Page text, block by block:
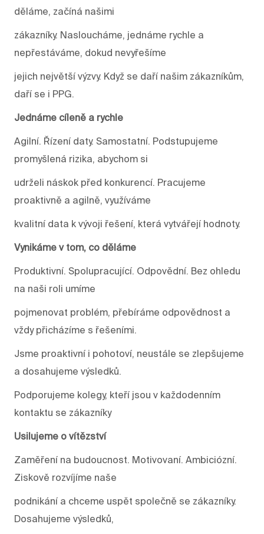
děláme, začíná našimi
zákazníky. Nasloucháme, jednáme rychle a
nepřestáváme, dokud nevyřešíme
jejich největší výzvy. Když se daří našim zákazníkům,
daří se i PPG.
Jednáme cíleně a rychle
Agilní. Řízení daty. Samostatní. Podstupujeme
promyšlená rizika, abychom si
udrželi náskok před konkurencí. Pracujeme
proaktivně a agilně, využíváme
kvalitní data k vývoji řešení, která vytvářejí hodnoty.
Vynikáme v tom, co děláme
Produktivní. Spolupracující. Odpovědní. Bez ohledu
na naši roli umíme
pojmenovat problém, přebíráme odpovědnost a
vždy přicházíme s řešeními.
Jsme proaktivní i pohotoví, neustále se zlepšujeme
a dosahujeme výsledků.
Podporujeme kolegy, kteří jsou v každodenním
kontaktu se zákazníky
Usilujeme o vítězství
Zaměření na budoucnost. Motivovaní. Ambiciózní.
Ziskově rozvíjíme naše
podnikání a chceme uspět společně se zákazníky.
Dosahujeme výsledků,